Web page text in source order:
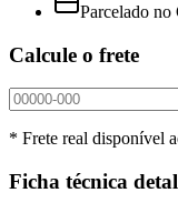
Parcelado no
Calcule o frete
* Frete real disponível
Ficha técnica